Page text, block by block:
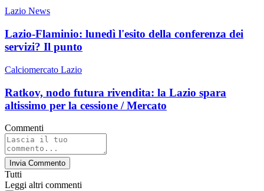
Lazio News
Lazio-Flaminio: lunedì l'esito della conferenza dei
servizi? Il punto
Calciomercato Lazio
Ratkov, nodo futura rivendita: la Lazio spara
altissimo per la cessione / Mercato
Commenti
Invia Commento
Tutti
Leggi altri commenti